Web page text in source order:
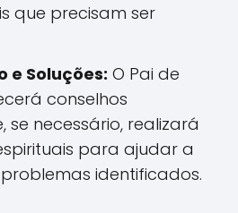
que precisam ser
e Soluções: O Pai de
conselhos
se necessário, realizará
para ajudar a
identificados.